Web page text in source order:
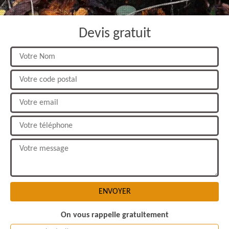
Devis gratuit
On vous rappelle gratuitement